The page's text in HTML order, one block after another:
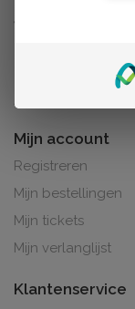
Mijn account
Registreren
Mijn bestellingen
Mijn tickets
Mijn verlanglijst
Klantenservice